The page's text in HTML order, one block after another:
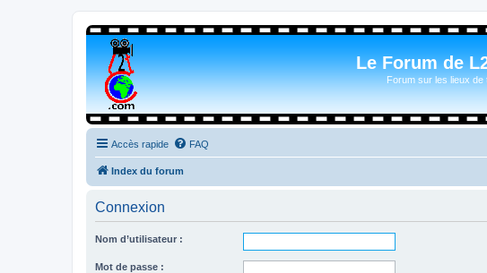
Le Forum de
Forum sur les lieux de
Accès rapide FAQ
Index du forum
Connexion
Nom d’utilisateur :
Mot de passe :